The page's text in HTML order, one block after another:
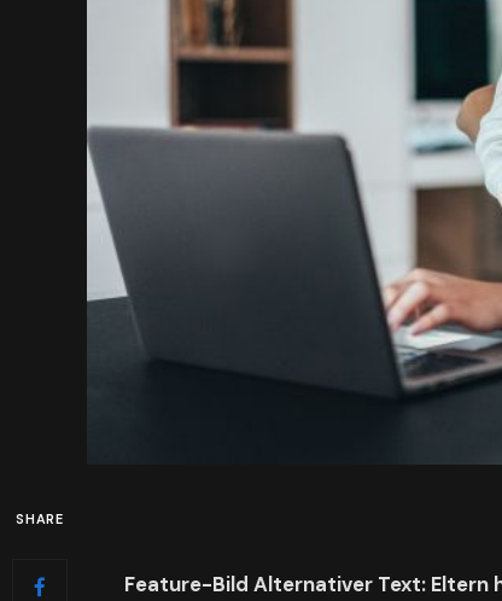
SHARE
Feature-Bild Alternativer Text: Eltern